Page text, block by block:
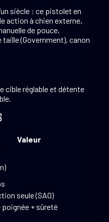
siècle : ce pistolet en
action à chien externe,
de pouce,
(Government), canon
cible réglable et détente
Valeur
seule (SAO)
poignée + sûreté